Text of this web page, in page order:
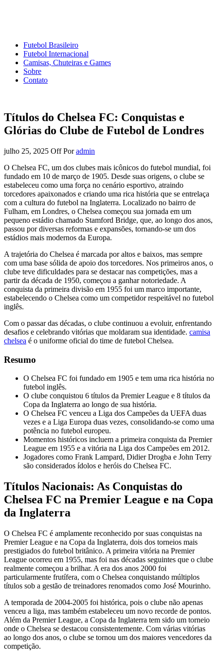
Futebol Brasileiro
Futebol Internacional
Camisas, Chuteiras e Games
Sobre
Contato
Títulos do Chelsea FC: Conquistas e
Glórias do Clube de Futebol de Londres
julho 25, 2025 OffPor admin
O Chelsea FC, um dos clubes mais icônicos do futebol mundial, foi
fundado em 10 de março de 1905. Desde suas origens, o clube se
estabeleceu como uma força no cenário esportivo, atraindo
torcedores apaixonados e criando uma rica história que se entrelaça
com a cultura do futebol na Inglaterra. Localizado no bairro de
Fulham, em Londres, o Chelsea começou sua jornada em um
pequeno estádio chamado Stamford Bridge, que, ao longo dos anos,
passou por diversas reformas e expansões, tornando-se um dos
estádios mais modernos da Europa.
A trajetória do Chelsea é marcada por altos e baixos, mas sempre
com uma base sólida de apoio dos torcedores. Nos primeiros anos, o
clube teve dificuldades para se destacar nas competições, mas a
partir da década de 1950, começou a ganhar notoriedade. A
conquista da primeira divisão em 1955 foi um marco importante,
estabelecendo o Chelsea como um competidor respeitável no futebol
inglês.
Com o passar das décadas, o clube continuou a evoluir, enfrentando
desafios e celebrando vitórias que moldaram sua identidade. camisa
chelsea é o uniforme oficial do time de futebol Chelsea.
Resumo
O Chelsea FC foi fundado em 1905 e tem uma rica história no
futebol inglês.
O clube conquistou 6 títulos da Premier League e 8 títulos da
Copa da Inglaterra ao longo de sua história.
O Chelsea FC venceu a Liga dos Campeões da UEFA duas
vezes e a Liga Europa duas vezes, consolidando-se como uma
potência no futebol europeu.
Momentos históricos incluem a primeira conquista da Premier
League em 1955 e a vitória na Liga dos Campeões em 2012.
Jogadores como Frank Lampard, Didier Drogba e John Terry
são considerados ídolos e heróis do Chelsea FC.
Títulos Nacionais: As Conquistas do
Chelsea FC na Premier League e na Copa
da Inglaterra
O Chelsea FC é amplamente reconhecido por suas conquistas na
Premier League e na Copa da Inglaterra, dois dos torneios mais
prestigiados do futebol britânico. A primeira vitória na Premier
League ocorreu em 1955, mas foi nas décadas seguintes que o clube
realmente começou a brilhar. A era dos anos 2000 foi
particularmente frutífera, com o Chelsea conquistando múltiplos
títulos sob a gestão de treinadores renomados como José Mourinho.
A temporada de 2004-2005 foi histórica, pois o clube não apenas
venceu a liga, mas também estabeleceu um novo recorde de pontos.
Além da Premier League, a Copa da Inglaterra tem sido um torneio
onde o Chelsea se destacou consistentemente. Com várias vitórias
ao longo dos anos, o clube se tornou um dos maiores vencedores da
competição.